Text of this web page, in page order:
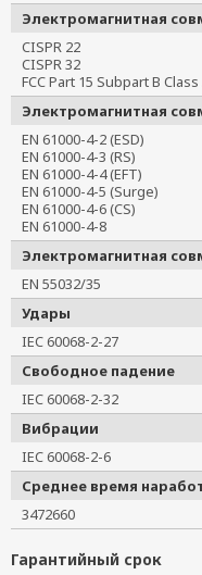
Электромагнитная
CISPR 22
CISPR 32
FCC Part 15 Subpart B
Электромагнитная
EN 61000-4-2 (ESD)
EN 61000-4-3 (RS)
EN 61000-4-4 (EFT)
EN 61000-4-5 (Surge)
EN 61000-4-6 (CS)
EN 61000-4-8
Электромагнитная
EN 55032/35
Удары
IEC 60068-2-27
Свободное падение
IEC 60068-2-32
Вибрации
IEC 60068-2-6
Среднее время
3472660
Гарантийный срок